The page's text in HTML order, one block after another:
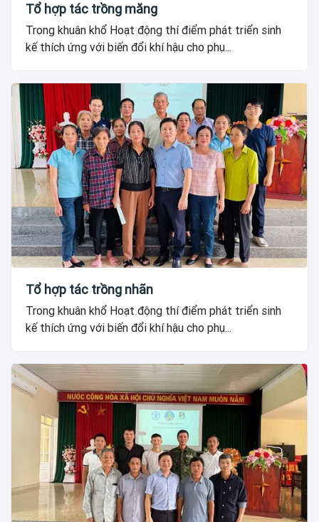
Tổ hợp tác trồng măng
Trong khuân khổ Hoạt động thí điểm phát triển sinh
kế thích ứng với biến đổi khí hậu cho phụ...
Tổ hợp tác trồng nhãn
Trong khuân khổ Hoạt động thí điểm phát triển sinh
kế thích ứng với biến đổi khí hậu cho phụ...